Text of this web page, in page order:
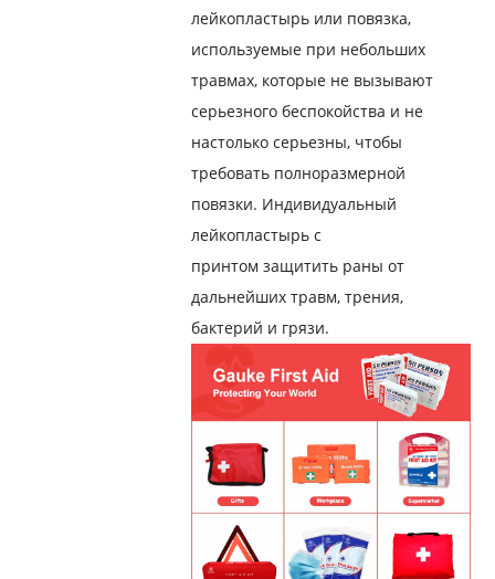
лейкопластырь или повязка,
используемые при небольших
травмах, которые не вызывают
серьезного беспокойства и не
настолько серьезны, чтобы
требовать полноразмерной
повязки. Индивидуальный
лейкопластырь с
принтом защитить раны от
дальнейших травм, трения,
бактерий и грязи.